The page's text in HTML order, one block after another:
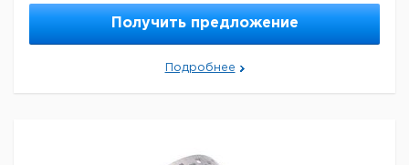
Получить предложение
Подробнее